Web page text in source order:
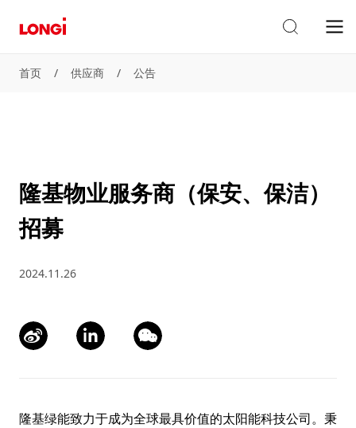
首页 / 供应商 / 公告
隆基物业服务商（保安、保洁）
招募
2024.11.26
隆基绿能致力于成为全球最具价值的太阳能科技公司。秉